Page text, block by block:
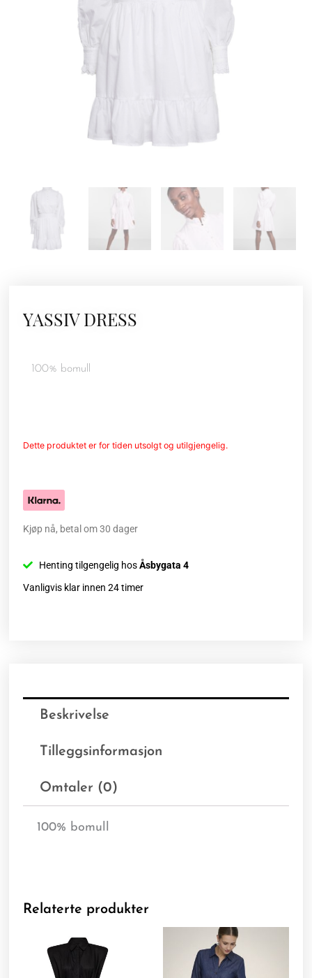
YASSIV DRESS
100% bomull
Dette produktet er for tiden utsolgt og utilgjengelig.
Kjøp nå, betal om 30 dager
Henting tilgengelig hosÅsbygata 4
Vanligvis klar innen 24 timer
Beskrivelse
Tilleggsinformasjon
Omtaler (0)
100% bomull
Relaterte produkter